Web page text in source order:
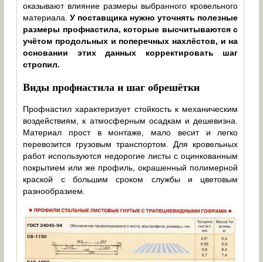
оказывают влияние размеры выбранного кровельного
материала.У поставщика нужно уточнять полезные
размеры профнастила, которые высчитываются с
учётом продольных и поперечных нахлёстов, и на
основании этих данных корректировать шаг
стропил.
Виды профнастила и шаг обрешётки
Профнастил характеризует стойкость к механическим
воздействиям, к атмосферным осадкам и дешевизна.
Материал прост в монтаже, мало весит и легко
перевозится грузовым транспортом. Для кровельных
работ используются недорогие листы с оцинкованным
покрытием или же профиль, окрашенный полимерной
краской с большим сроком службы и цветовым
разнообразием.